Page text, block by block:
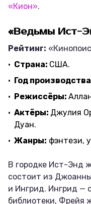
«Кион».
«Ведьмы Ист-
Рейтинг:
Страна: США.
Год
Режиссёры:
Актёры: Джулия
Дуан.
Жанры: фэнтези,
В городке Ист-Энд
состоит из
и Ингрид. Ингрид —
библиотеки, Фрейя